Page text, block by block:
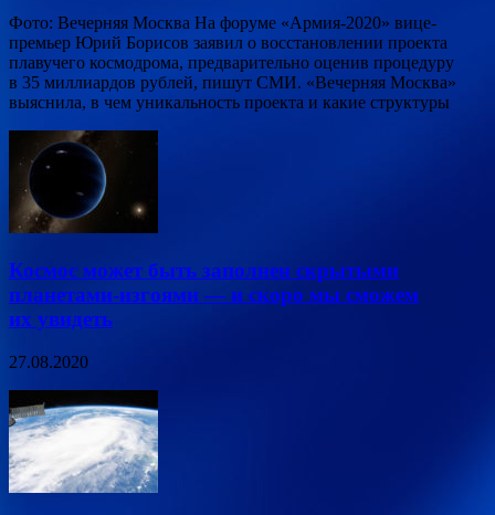
Фото: Вечерняя Москва На форуме «Армия-2020» вице-
премьер Юрий Борисов заявил о восстановлении проекта
плавучего космодрома, предварительно оценив процедуру
в 35 миллиардов рублей, пишут СМИ. «Вечерняя Москва»
выяснила, в чем уникальность проекта и какие структуры
Космос может быть заполнен скрытыми
планетами-изгоями — и скоро мы сможем
их увидеть
27.08.2020